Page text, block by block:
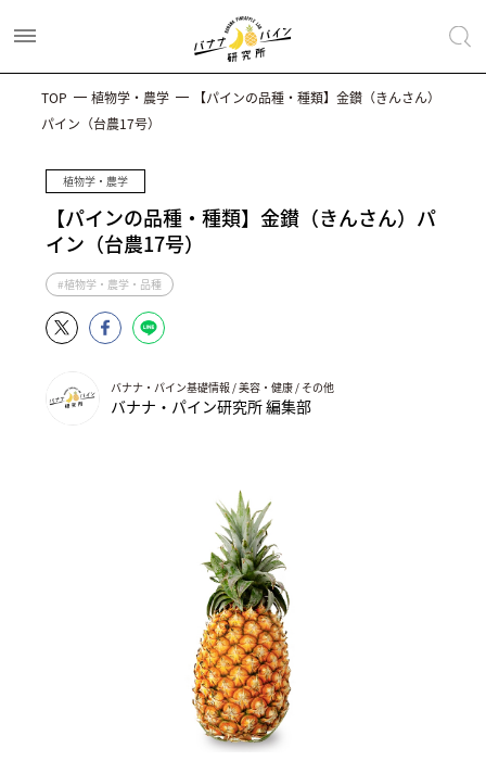
TOP 植物学・農学
【パインの品種・種類】金鑚（きんさん）
パイン（台農17号）
植物学・農学
【パインの品種・種類】金鑚（きんさん）パ
イン（台農17号）
#植物学・農学・品種
バナナ・パイン基礎情報 / 美容・健康 / その他
バナナ・パイン研究所 編集部